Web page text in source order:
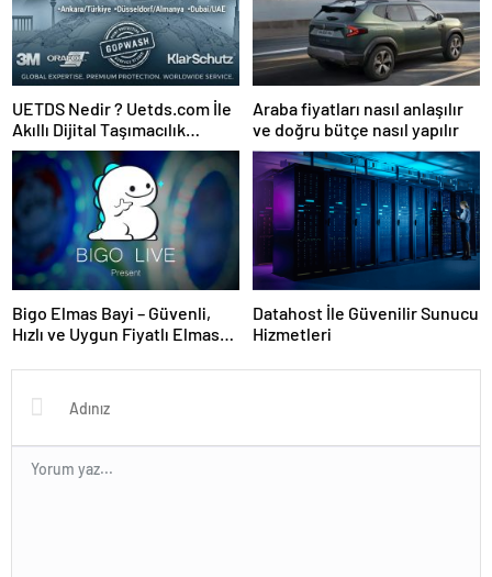
UETDS Nedir ? Uetds.com İle
Akıllı Dijital Taşımacılık
Yazılımı
Araba fiyatları nasıl anlaşılır
ve doğru bütçe nasıl yapılır
Bigo Elmas Bayi – Güvenli,
Hızlı ve Uygun Fiyatlı Elmas
Datahost İle Güvenilir Sunucu
Hizmetleri